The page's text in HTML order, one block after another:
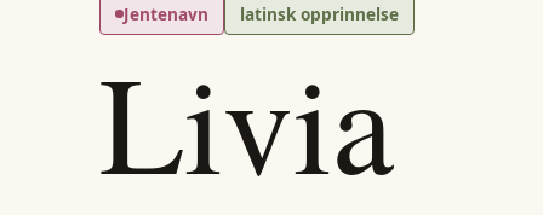
Jentenavn latinsk opprinnelse
Livia